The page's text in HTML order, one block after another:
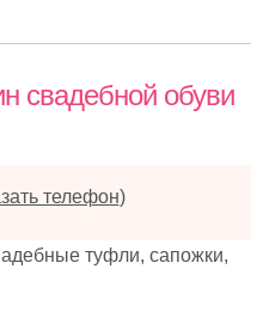
свадебной обуви
телефон)
туфли, сапожки,